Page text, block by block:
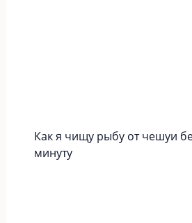
Как я чищу рыбу от чешуи
минуту